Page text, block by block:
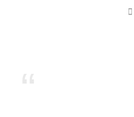
By